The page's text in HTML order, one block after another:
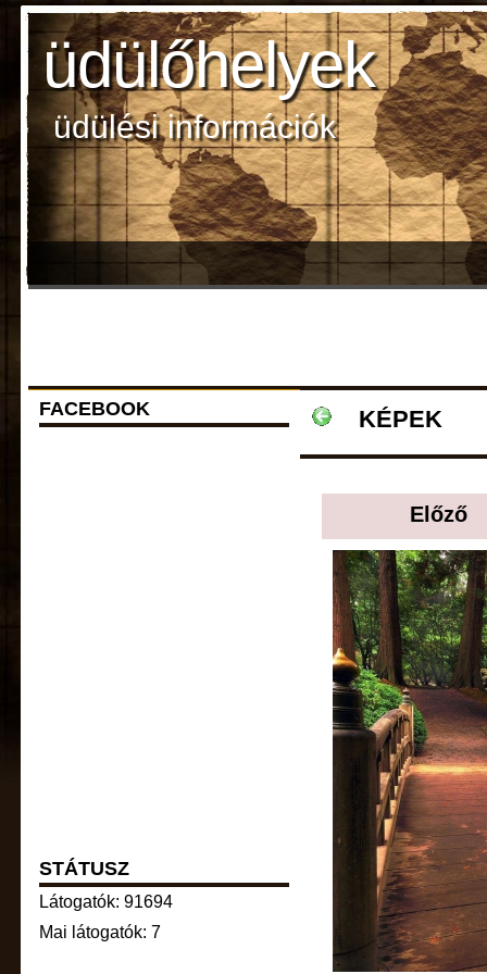
üdülőhelyek
üdülési információk
KÉPEK
Előző
FACEBOOK
STÁTUSZ
Látogatók: 91694
Mai látogatók: 7